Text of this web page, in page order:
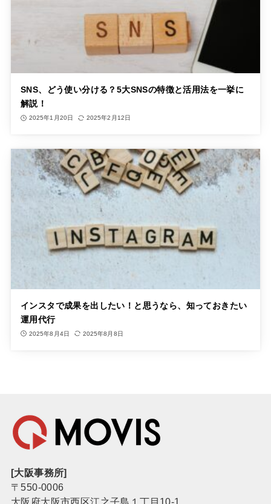
SNS、どう使い分ける？5大SNSの特徴と活用法を一挙に
解説！
2025年1月20日 2025年2月12日
インスタで成果を出したい！と思うなら、知っておきたい
運用代行
2025年8月4日 2025年8月8日
[大阪事務所]
〒550-0006
大阪府大阪市西区江之子島１丁目10-1